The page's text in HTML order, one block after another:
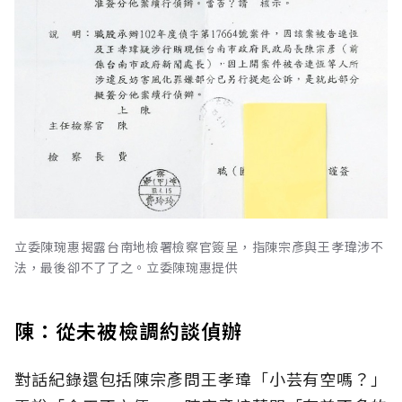
立委陳琬惠揭露台南地檢署檢察官簽呈，指陳宗彥與王孝瑋涉不
法，最後卻不了了之。立委陳琬惠提供
陳：從未被檢調約談偵辦
對話紀錄還包括陳宗彥問王孝瑋「小芸有空嗎？」